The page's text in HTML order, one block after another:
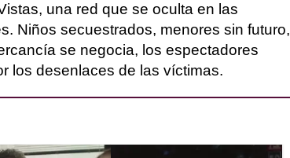
una red que se oculta en las
Niños secuestrados, menores sin futuro,
se negocia, los espectadores
los desenlaces de las víctimas.